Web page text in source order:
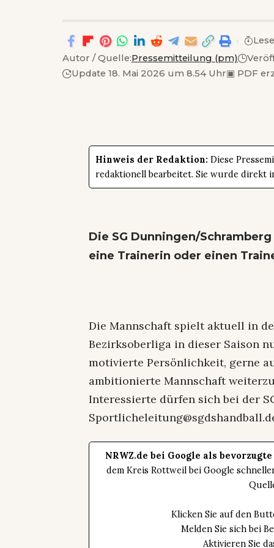
Autor / Quelle:Pressemitteilung (pm)
Update 18. Mai 2026 um 8.54 Uhr▣ PDF
Hinweis der Redaktion: Diese
redaktionell bearbeitet. Sie wurde direkt
Die SG Dunningen/
eine Trainerin oder einen
Die Mannschaft spielt aktuell in
Bezirksoberliga in dieser Saison
motivierte Persönlichkeit, gerne
ambitionierte Mannschaft
Interessierte dürfen sich bei der
NRWZ.de bei Google als
dem Kreis Rottweil bei Google
Klicken Sie auf den
Melden Sie sich bei
Aktivieren Sie